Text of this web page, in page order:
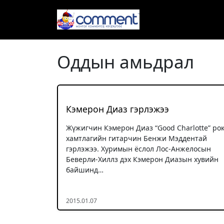
Оддын амьдрал
Кэмерон Диаз гэрлэжээ
Жүжигчин Кэмерон Диаз “Good Charlotte” рок
хамтлагийн гитарчин Бенжи Мэддентай
гэрлэжээ. Хуримын ёслол Лос-Анжелосын
Беверли-Хиллз дэх Кэмерон Диазын хувийн
байшинд…
2015.01.07